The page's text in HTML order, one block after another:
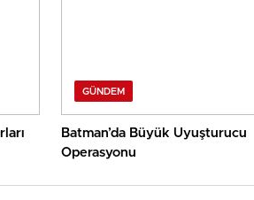
GÜNDEM
Batman’da Büyük Uyuşturucu
Operasyonu